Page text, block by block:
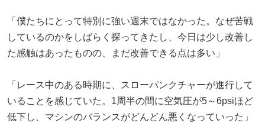
「僕たちにとって特別に強い週末ではなかった。なぜ苦戦
しているのかをしばらく探ってきたし、今日は少し改善し
た感触はあったものの、まだ改善できる点は多い」
「レース中のある時期に、スローパンクチャーが進行して
いることを感じていた。1周半の間に空気圧が5～6psiほど
低下し、マシンのバランスがどんどん悪くなっていった」